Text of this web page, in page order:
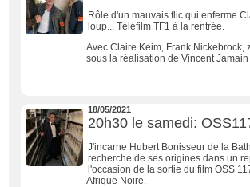
Rôle d'un mauvais flic qui enferme
loup... Téléfilm TF1 à la rentrée.
Avec Claire Keim, Frank Nickebrock,
sous la réalisation de Vincent Jamain
18/05/2021
20h30 le samedi:
J'incarne Hubert Bonisseur de la
recherche de ses origines dans un
l'occasion de la sortie du film OSS
Afrique Noire.